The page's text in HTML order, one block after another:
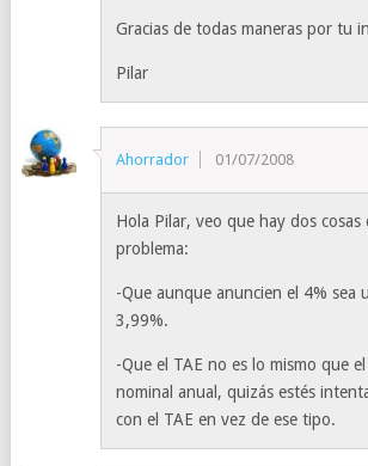
Gracias de todas maneras por tu
Pilar
Ahorrador 01/07/2008
Hola Pilar, veo que hay dos cosas
problema:
-Que aunque anuncien el 4% sea
3,99%.
-Que el TAE no es lo mismo que
nominal anual, quizás estés
con el TAE en vez de ese tipo.